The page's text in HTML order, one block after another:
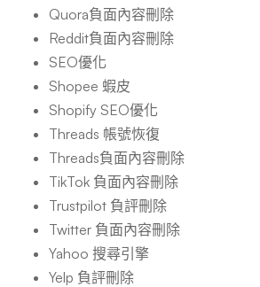
Quora負面內容刪除
Reddit負面內容刪除
SEO優化
Shopee 蝦皮
Shopify SEO優化
Threads 帳號恢復
Threads負面內容刪除
TikTok 負面內容刪除
Trustpilot 負評刪除
Twitter 負面內容刪除
Yahoo 搜尋引擎
Yelp 負評刪除